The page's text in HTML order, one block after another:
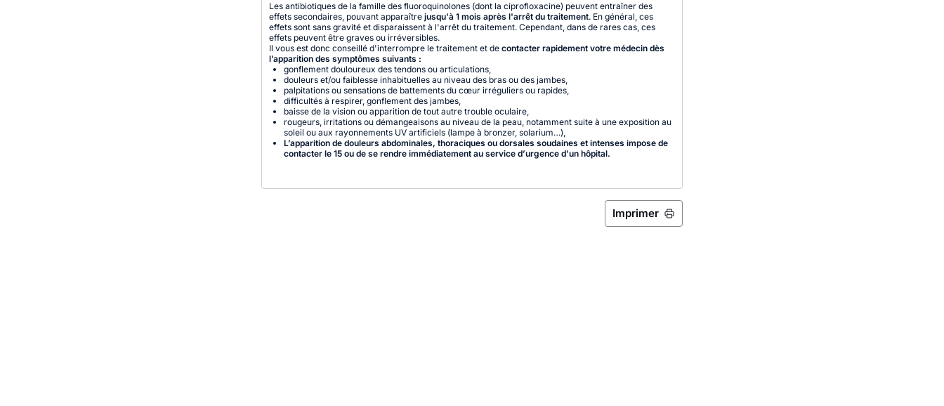
Les antibiotiques de la famille des fluoroquinolones (dont la ciprofloxacine) peuvent entraîner des
effets secondaires, pouvant apparaîtrejusqu'à 1 mois après l'arrêt du traitement. En général, ces
effets sont sans gravité et disparaissent à l'arrêt du traitement. Cependant, dans de rares cas, ces
effets peuvent être graves ou irréversibles.
Il vous est donc conseillé d'interrompre le traitement et de contacter rapidement votre médecin dès
l’apparition des symptômes suivants :
gonflement douloureux des tendons ou articulations,
douleurs et/ou faiblesse inhabituelles au niveau des bras ou des jambes,
palpitations ou sensations de battements du cœur irréguliers ou rapides,
difficultés à respirer, gonflement des jambes,
baisse de la vision ou apparition de tout autre trouble oculaire,
rougeurs, irritations ou démangeaisons au niveau de la peau, notamment suite à une exposition au
soleil ou aux rayonnements UV artificiels (lampe à bronzer, solarium…),
L’apparition de douleurs abdominales, thoraciques ou dorsales soudaines et intenses impose de
contacter le 15 ou de se rendre immédiatement au service d’urgence d’un hôpital.
Imprimer